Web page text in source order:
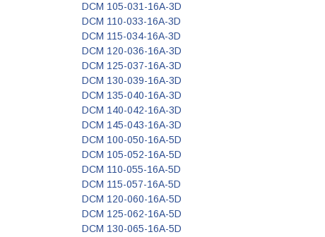
DCM 105-031-16A-3D
DCM 110-033-16A-3D
DCM 115-034-16A-3D
DCM 120-036-16A-3D
DCM 125-037-16A-3D
DCM 130-039-16A-3D
DCM 135-040-16A-3D
DCM 140-042-16A-3D
DCM 145-043-16A-3D
DCM 100-050-16A-5D
DCM 105-052-16A-5D
DCM 110-055-16A-5D
DCM 115-057-16A-5D
DCM 120-060-16A-5D
DCM 125-062-16A-5D
DCM 130-065-16A-5D